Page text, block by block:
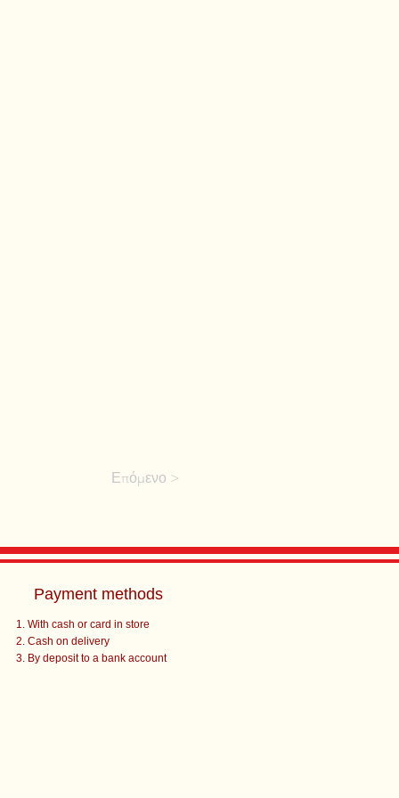
Επόμενο >
Payment methods
With cash or card in store
Cash on delivery
By deposit to a bank account